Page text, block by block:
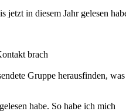
jetzt in diesem Jahr gelesen
brach
Gruppe herausfinden, was
habe. So habe ich mich